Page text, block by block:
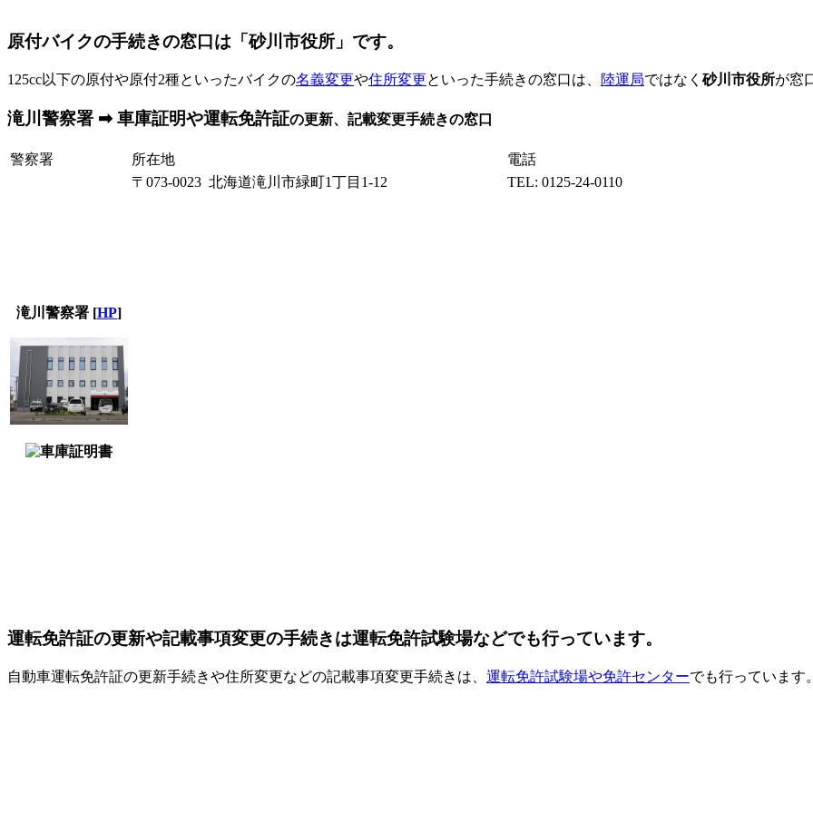
原付バイクの手続きの窓口は「砂川市役所」です。
125cc以下の原付や原付2種といったバイクの名義変更や住所変更といった手続きの窓口は、 陸運局ではなく 砂川市役所が窓
滝川警察署 ➡ 車庫証明や運転免許証の更新、記載変更手続きの窓口
警察署 所在地 電話
滝川警察署 [HP]
〒073-0023 北海道滝川市緑町1丁目1-12 TEL: 0125-24-0110
運転免許証の更新や記載事項変更の手続きは運転免許試験場などでも行っています。
自動車運転免許証の更新手続きや住所変更などの記載事項変更手続きは、 運転免許試験場や免許センターでも行っています